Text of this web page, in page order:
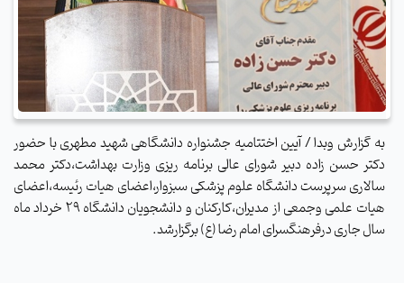
به گزارش وبدا / آیین اختتامیه جشنواره دانشگاهی شهید مطهری با حضور
دکتر حسن زاده دبیر شورای عالی برنامه ریزی وزارت بهداشت،دکتر محمد
سالاری سرپرست دانشگاه علوم پزشکی سبزوار،اعضای هیات رئیسه،اعضای
هیات علمی وجمعی از مدیران،کارکنان و دانشجویان دانشگاه 29 خرداد ماه
سال جاری درفرهنگسرای امام رضا (ع) برگزارشد.